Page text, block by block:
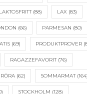
LAKTOSFRITT(88) LAX (83)
(66) PARMESAN (80)
(69) PRODUKTPROVER
RAGAZZEFAVORIT(76)
RÖRA (62) SOMMARMAT(164)
STOCKHOLM (128)